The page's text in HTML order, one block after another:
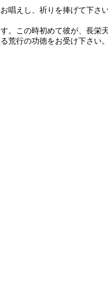
唱えし、祈りを捧げて下さい
この時初めて彼が、長
荒行の功徳をお受け下さい。